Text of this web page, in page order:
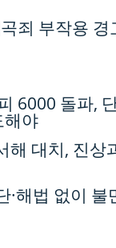
죄 부작용 경
6000 돌파,
해야
해 대치, 진상
·해법 없이